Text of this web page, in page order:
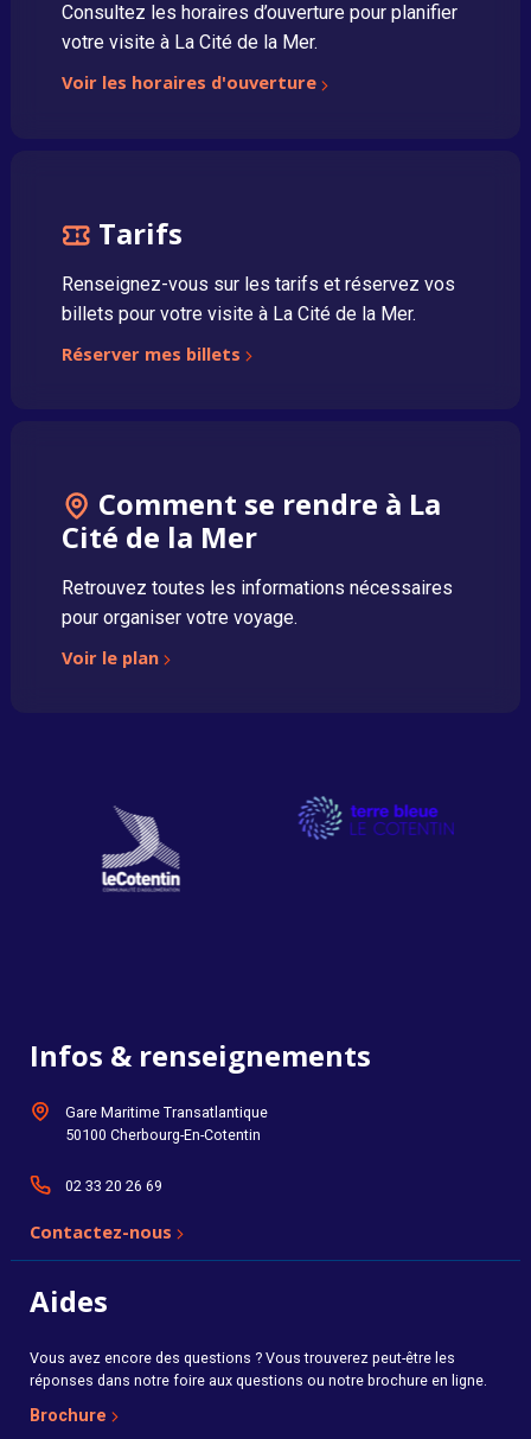
Consultez les horaires d’ouverture pour planifier
votre visite à La Cité de la Mer.
Voir les horaires d'ouverture
Tarifs
Renseignez-vous sur les tarifs et réservez vos
billets pour votre visite à La Cité de la Mer.
Réserver mes billets
Comment se rendre à La
Cité de la Mer
Retrouvez toutes les informations nécessaires
pour organiser votre voyage.
Voir le plan
Infos & renseignements
Gare Maritime Transatlantique
50100 Cherbourg-En-Cotentin
02 33 20 26 69
Contactez-nous
Aides
Vous avez encore des questions ? Vous trouverez peut-être les
réponses dans notre foire aux questions ou notre brochure en ligne.
Brochure